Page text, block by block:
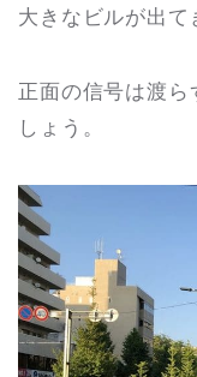
大きなビルが出て
正面の信号は渡ら
しょう。